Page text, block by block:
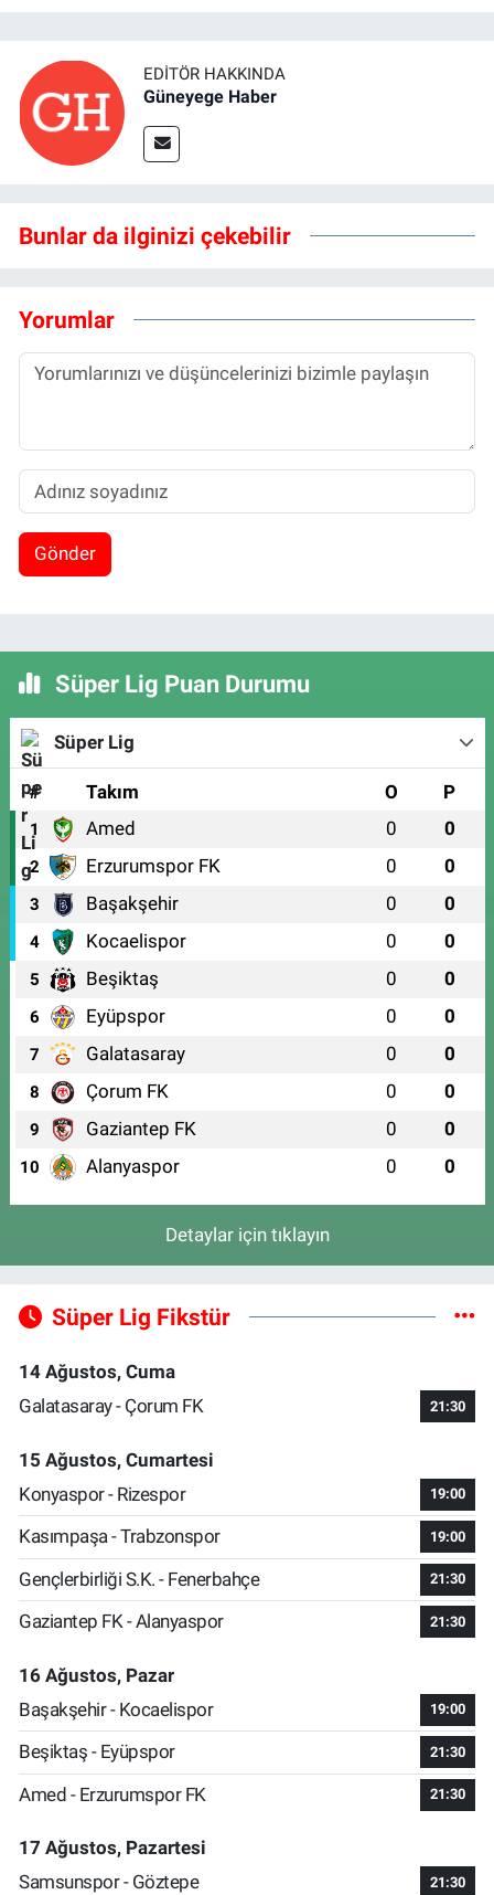
EDITÖR HAKKINDA
Güneyege Haber
Bunlar da ilginizi çekebilir
Yorumlar
Gönder
Süper Lig Puan Durumu
Süper Lig
# Takım O P
1 Amed 0 0
2 Erzurumspor FK 0 0
3 Başakşehir 0 0
4 Kocaelispor 0 0
5 Beşiktaş 0 0
6 Eyüpspor 0 0
7 Galatasaray 0 0
8 Çorum FK 0 0
9 Gaziantep FK 0 0
10 Alanyaspor 0 0
Detaylar için tıklayın
Süper Lig Fikstür
14 Ağustos, Cuma
Galatasaray - Çorum FK
21:30
15 Ağustos, Cumartesi
Konyaspor - Rizespor
19:00
Kasımpaşa - Trabzonspor 19:00
Gençlerbirliği S.K. - Fenerbahçe 21:30
Gaziantep FK - Alanyaspor 21:30
16 Ağustos, Pazar
Başakşehir - Kocaelispor
19:00
Beşiktaş - Eyüpspor 21:30
Amed - Erzurumspor FK 21:30
17 Ağustos, Pazartesi
Samsunspor - Göztepe
21:30